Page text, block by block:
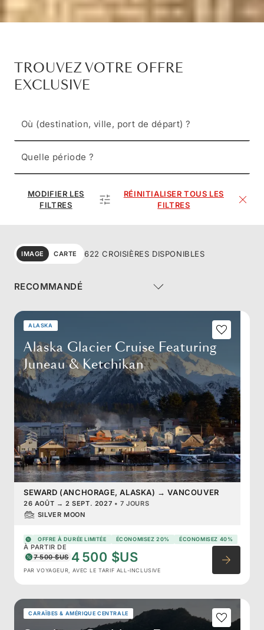
TROUVEZ VOTRE OFFRE
EXCLUSIVE
Où (destination, ville, port de départ) ?
Quelle période ?
MODIFIER LES
FILTRES
RÉINITIALISER TOUS LES
FILTRES
IMAGE CARTE 622 CROISIÈRES DISPONIBLES
ALASKA
Alaska Glacier Cruise Featuring
Juneau & Ketchikan
SEWARD (ANCHORAGE, ALASKA) → VANCOUVER
26 AOÛT → 2 SEPT. 2027 •7 JOURS
SILVER MOON
OFFRE À DURÉE LIMITÉE ÉCONOMISEZ 20% ÉCONOMISEZ 40%
À PARTIR DE
7 500 $US 4 500 $US
PAR VOYAGEUR, AVEC LE TARIF ALL-INCLUSIVE
CARAÏBES & AMÉRIQUE CENTRALE